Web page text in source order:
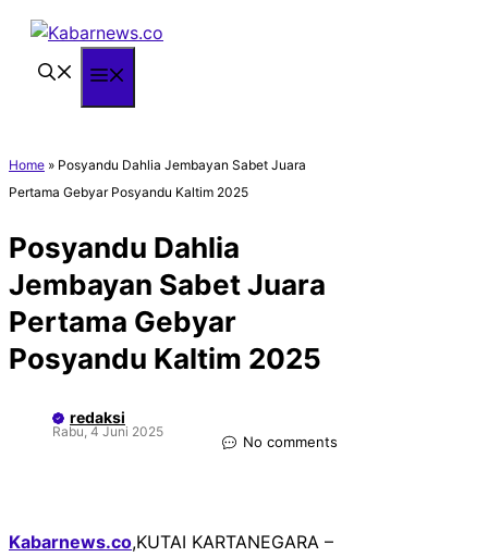
Langsung
Home » Posyandu Dahlia Jembayan Sabet Juara
Pertama Gebyar Posyandu Kaltim 2025
Posyandu Dahlia
Jembayan Sabet Juara
Pertama Gebyar
Posyandu Kaltim 2025
redaksi
Rabu, 4 Juni 2025
No comments
Kabarnews.co,KUTAI KARTANEGARA –